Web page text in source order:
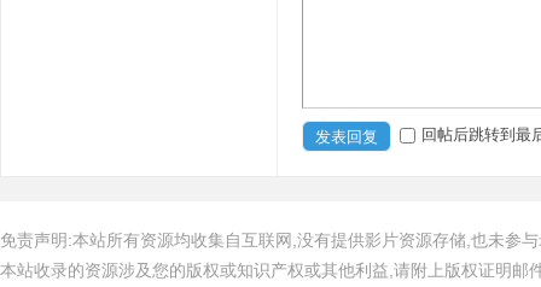
发表回复 回帖后跳转到最
免责声明:本站所有资源均收集自互联网,没有提供影片资源存储,也未参
本站收录的资源涉及您的版权或知识产权或其他利益,请附上版权证明